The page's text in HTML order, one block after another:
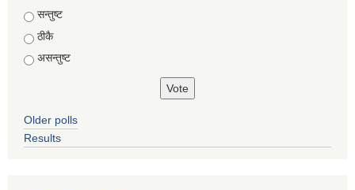
Choices
सन्तुष्ट
ठीकै
असन्तुष्ट
Older polls
Results